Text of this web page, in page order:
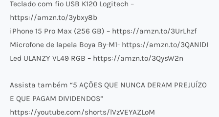
Teclado com fio USB K120 Logitech –
https://amzn.to/3ybxy8b
iPhone 15 Pro Max (256 GB) – https://amzn.to/3UrLhzf
Microfone de lapela Boya By-M1- https://amzn.to/3QANlDI
Led ULANZY VL49 RGB – https://amzn.to/3QysW2n
Assista também “5 AÇÕES QUE NUNCA DERAM PREJUÍZO
E QUE PAGAM DIVIDENDOS”
https://youtube.com/shorts/lVzVEYAZLoM